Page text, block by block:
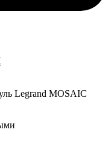
Legrand MOSAIC